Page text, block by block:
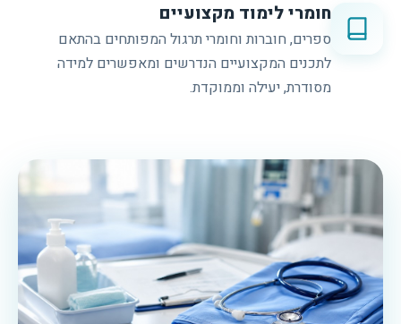
חומרי לימוד מקצועיים
ספרים, חוברות וחומרי תרגול המפותחים בהתאם
לתכנים המקצועיים הנדרשים ומאפשרים למידה
מסודרת, יעילה וממוקדת.